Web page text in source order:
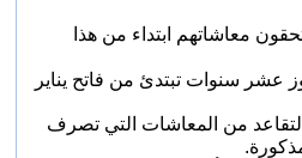
معاشاتهم ابتداء من هذا
عشر سنوات تبتدئ من فاتح يناير
التقاعد من المعاشات التي تصرف
.